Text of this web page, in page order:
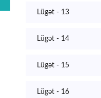
Lügət - 13
Lügət - 14
Lügət - 15
Lügət - 16